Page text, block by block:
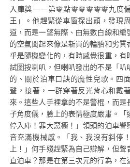
入庫獎——第零點零零零零零九度
王」。他趕緊從車窗探出頭，發現
道，而是一望無際、由無數白線和編
的空氣聞起來像是新買的輪胎和劣質
乎是隨機變化的，有時感覺很重，有
試圖按喇叭，但喇叭發出的不是「叭
的、關於泊車口訣的魔性兒歌。四
聲，接著，一群穿著反光背心和戴
來。這些人手裡拿的不是警棍，而
子角度儀，臉上的表情極度嚴肅。「
停入庫！罪大惡極！」領頭的泊車警
音充滿機械感。「我、我沒有斜停
上！」何手殘趕緊為自己辯解，但
直泊車？那是在第三次元的行為，在